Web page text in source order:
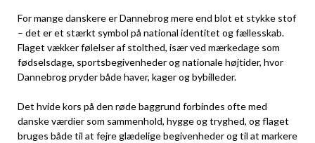
For mange danskere er Dannebrog mere end blot et stykke stof
– det er et stærkt symbol på national identitet og fællesskab.
Flaget vækker følelser af stolthed, især ved mærkedage som
fødselsdage, sportsbegivenheder og nationale højtider, hvor
Dannebrog pryder både haver, kager og bybilleder.
Det hvide kors på den røde baggrund forbindes ofte med
danske værdier som sammenhold, hygge og tryghed, og flaget
bruges både til at fejre glædelige begivenheder og til at markere